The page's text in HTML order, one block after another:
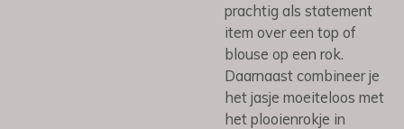
prachtig als statement
item over een top of
blouse op een rok.
Daarnaast combineer je
het jasje moeiteloos met
het plooienrokje in